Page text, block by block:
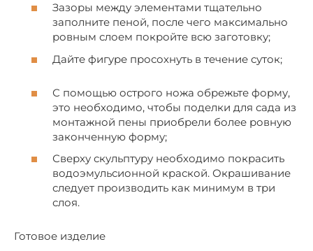
Зазоры между элементами тщательно
заполните пеной, после чего максимально
ровным слоем покройте всю заготовку;
Дайте фигуре просохнуть в течение суток;
С помощью острого ножа обрежьте форму,
это необходимо, чтобы поделки для сада из
монтажной пены приобрели более ровную
законченную форму;
Сверху скульптуру необходимо покрасить
водоэмульсионной краской. Окрашивание
следует производить как минимум в три
слоя.
Готовое изделие